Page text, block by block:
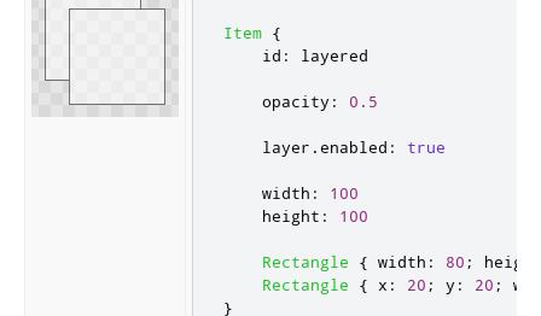
Item {
id : layered
opacity : 0.5
layer .enabled : true
width :
100
height : 100
Rectangle { width : 80 ;
height
Rectangle
{ x : 20 ; y : 20 ;
}